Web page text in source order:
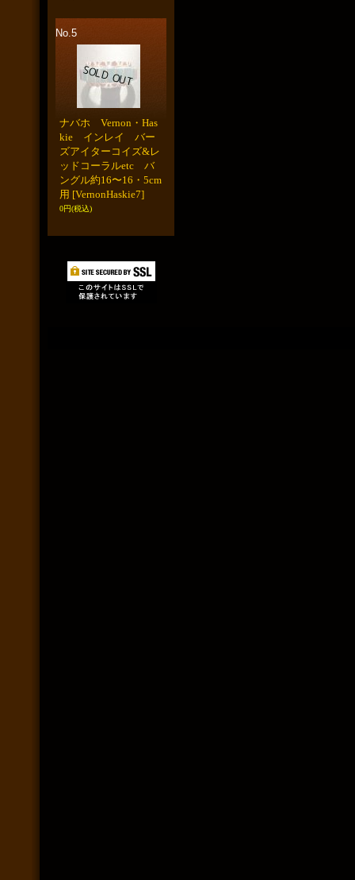
No.5
ナバホ Vernon・Has
kie インレイ バー
ズアイターコイズ&レ
ッドコーラルetc バ
ングル約16〜16・5cm
用 [VernonHaskie7]
0円(税込)